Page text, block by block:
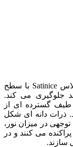
پوشش نوری ساخته شده از پلکسی گلاس Satinice با سطح
جلوگیری می کند.
طیف گسترده ای از
ذرات دانه ای شکل
در میزان نور،
می کنند و در
سازند.